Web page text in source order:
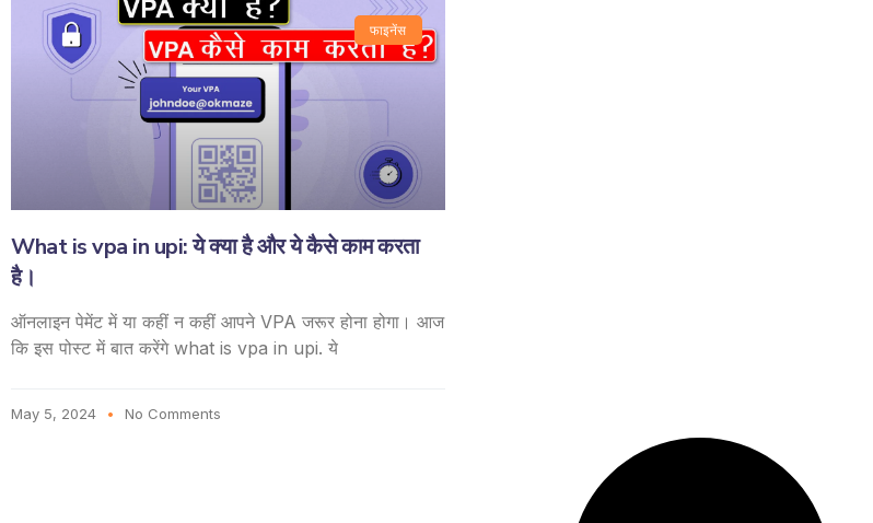
फाइनेंस
What is vpa in upi: ये क्या है और ये कैसे काम करता
है।
ऑनलाइन पेमेंट में या कहीं न कहीं आपने VPA जरूर होना होगा। आज
कि इस पोस्ट में बात करेंगे what is vpa in upi. ये
May 5, 2024 No Comments